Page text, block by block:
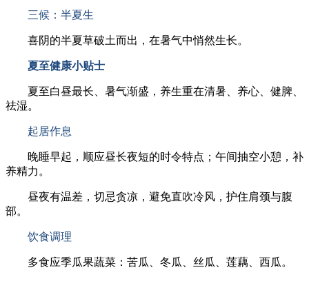
三候：半夏生
喜阴的半夏草破土而出，在暑气中悄然生长。
夏至健康小贴士
夏至白昼最长、暑气渐盛，养生重在清暑、养心、健脾、
祛湿。
起居作息
晚睡早起，顺应昼长夜短的时令特点；午间抽空小憩，补
养精力。
昼夜有温差，切忌贪凉，避免直吹冷风，护住肩颈与腹
部。
饮食调理
多食应季瓜果蔬菜：苦瓜、冬瓜、丝瓜、莲藕、西瓜。